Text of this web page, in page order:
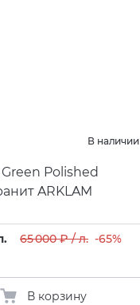
В наличии
Polished
ARKLAM
65 000 ₽ / л. -65%
В корзину